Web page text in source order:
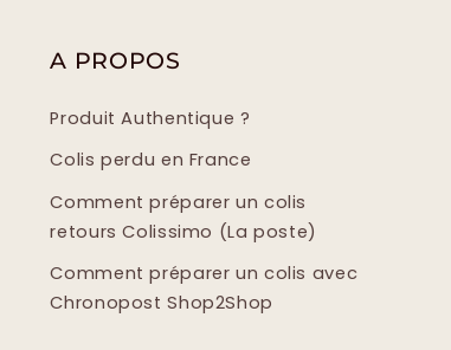
A PROPOS
Produit Authentique ?
Colis perdu en France
Comment préparer un colis
retours Colissimo (La poste)
Comment préparer un colis avec
Chronopost Shop2Shop